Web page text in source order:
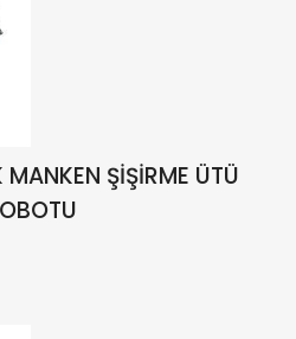
ŞİŞİRME ÜTÜ